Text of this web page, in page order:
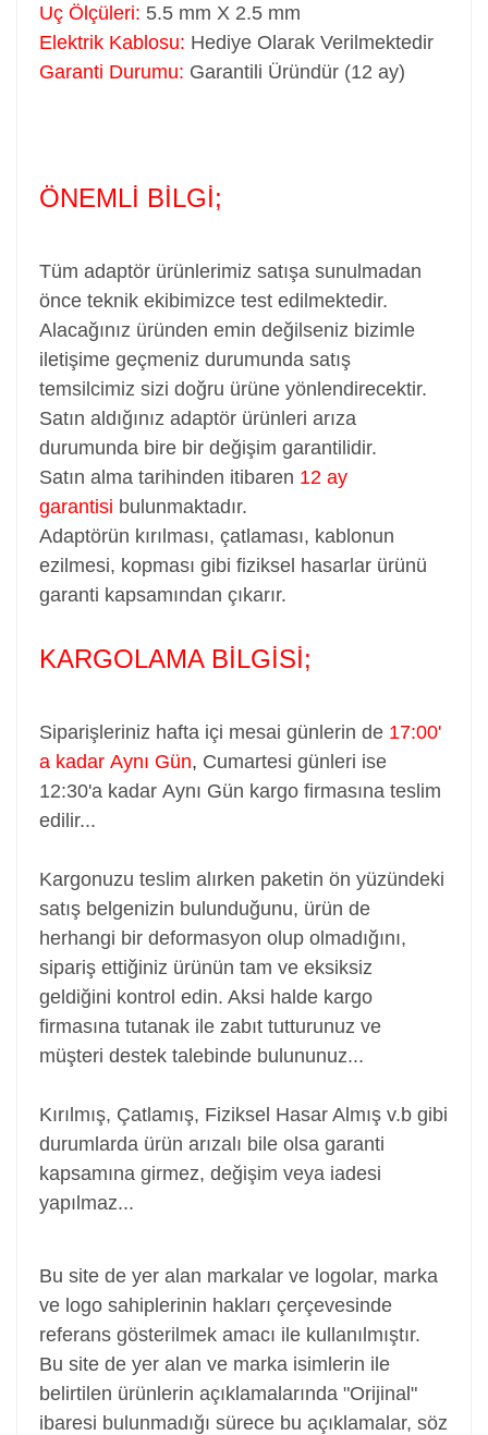
Uç Ölçüleri: 5.5 mm X 2.5 mm
Elektrik Kablosu: Hediye Olarak Verilmektedir
Garanti Durumu: Garantili Üründür (12 ay)
ÖNEMLİ BİLGİ;
Tüm adaptör ürünlerimiz satışa sunulmadan
önce teknik ekibimizce test edilmektedir.
Alacağınız üründen emin değilseniz bizimle
iletişime geçmeniz durumunda satış
temsilcimiz sizi doğru ürüne yönlendirecektir.
Satın aldığınız adaptör ürünleri arıza
durumunda bire bir değişim garantilidir.
Satın alma tarihinden itibaren 12 ay
garantisi bulunmaktadır.
Adaptörün kırılması, çatlaması, kablonun
ezilmesi, kopması gibi fiziksel hasarlar ürünü
garanti kapsamından çıkarır.
KARGOLAMA BİLGİSİ;
Siparişleriniz hafta içi mesai günlerin de 17:00'
a kadar Aynı Gün, Cumartesi günleri ise
12:30'a kadar Aynı Gün kargo firmasına teslim
edilir...
Kargonuzu teslim alırken paketin ön yüzündeki
satış belgenizin bulunduğunu, ürün de
herhangi bir deformasyon olup olmadığını,
sipariş ettiğiniz ürünün tam ve eksiksiz
geldiğini kontrol edin. Aksi halde kargo
firmasına tutanak ile zabıt tutturunuz ve
müşteri destek talebinde bulununuz...
Kırılmış, Çatlamış, Fiziksel Hasar Almış v.b gibi
durumlarda ürün arızalı bile olsa garanti
kapsamına girmez, değişim veya iadesi
yapılmaz...
Bu site de yer alan markalar ve logolar, marka
ve logo sahiplerinin hakları çerçevesinde
referans gösterilmek amacı ile kullanılmıştır.
Bu site de yer alan ve marka isimlerin ile
belirtilen ürünlerin açıklamalarında "Orijinal"
ibaresi bulunmadığı sürece bu açıklamalar, söz